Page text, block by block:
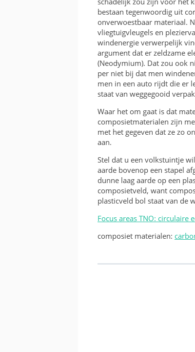
KOSTEN EN
FRAME OF BAK
RICHTING EN
TWEEDEHANDS
VERGUNNING
bestaan tegenwoordig uit
onverwoestbaar materiaal.
vliegtuigvleugels en
windenergie verwerpelijk
argument dat er zeldzame
(Neodymium). Dat zou ook
per niet bij dat men
men in een auto rijdt die er
staat van weggegooid
Waar het om gaat is dat
composietmaterialen zijn
met het gegeven dat ze zo
aan.
Stel dat u een volkstuintje
aarde bovenop een stapel
dunne laag aarde op een
composietveld, want
plasticveld bol staat van de
Focus areas TNO: circulaire
composiet materialen: